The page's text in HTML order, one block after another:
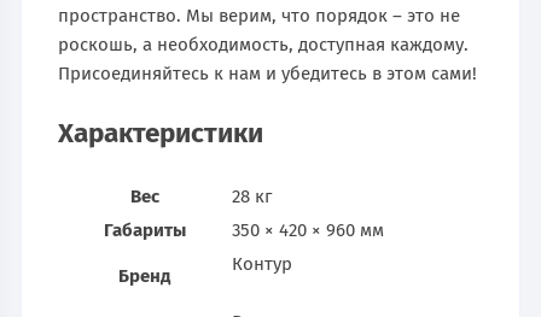
пространство. Мы верим, что порядок – это не
роскошь, а необходимость, доступная каждому.
Присоединяйтесь к нам и убедитесь в этом сами!
Характеристики
Вес
28 кг
Габариты
350 × 420 × 960 мм
Бренд
Контур